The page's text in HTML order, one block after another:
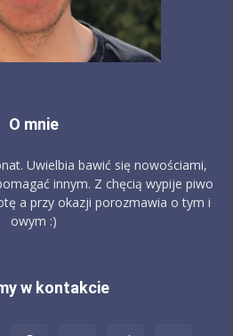
O mnie
Uwielbia bawić się nowościami,
innym. Z chęcią wypije piwo
a przy okazji porozmawia o tym i
owym :)
w kontakcie